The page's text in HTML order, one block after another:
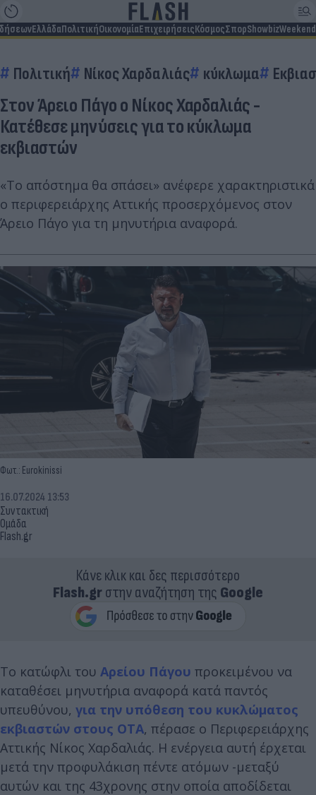
ΕλλάδαΠολιτικήΟικονομίαΕπιχειρήσειςΚόσμοςΣπορShowbizWeekend
Πολιτική Νίκος Χαρδαλιάς κύκλωμα
Στον Άρειο Πάγο ο Νίκος Χαρδαλιάς -
Κατέθεσε μηνύσεις για το κύκλωμα
εκβιαστών
«Το απόστημα θα σπάσει» ανέφερε χαρακτηριστικά
ο περιφερειάρχης Αττικής προσερχόμενος στον
Άρειο Πάγο για τη μηνυτήρια αναφορά.
Φωτ.: Eurokinissi
Συντακτική
Ομάδα
Flash.gr
16.07.2024 13:53
Κάνε κλικ και δες περισσότερο
Flash.grστην αναζήτηση της Google
Το κατώφλι του Αρείου Πάγου προκειμένου να
καταθέσει μηνυτήρια αναφορά κατά παντός
υπευθύνου, για την υπόθεση του κυκλώματος
εκβιαστών στους ΟΤΑ, πέρασε ο Περιφερειάρχης
Αττικής Νίκος Χαρδαλιάς. Η ενέργεια αυτή έρχεται
μετά την προφυλάκιση πέντε ατόμων -μεταξύ
αυτών και της 43χρονης στην οποία αποδίδεται